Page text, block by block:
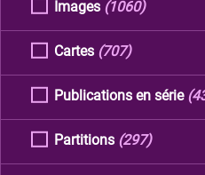
Images (1060)
Cartes (707)
Publications en série
Partitions (297)